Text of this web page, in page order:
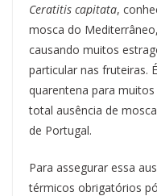
Ceratitis capitata,
mosca do
causando muitos
particular nas fruteiras.
quarentena para
total ausência de
de Portugal.
Para assegurar essa
térmicos obrigatórios